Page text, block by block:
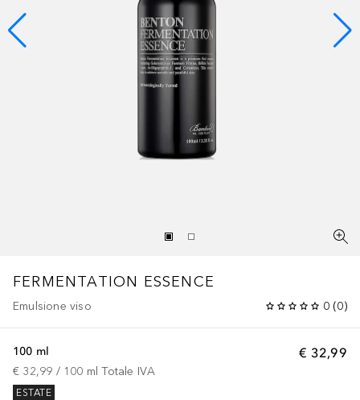
FERMENTATION ESSENCE
Emulsione viso 0 (0)
€ 32,99
100 ml
€ 32,99 / 100 ml Totale IVA
ESTATE